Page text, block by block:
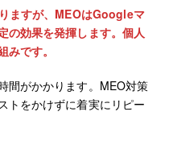
ますが、MEOはGoogleマ
の効果を発揮します。個人
です。
間がかかります。MEO対策
トをかけずに着実にリピー